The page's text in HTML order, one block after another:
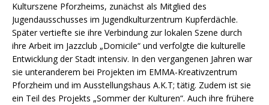
Kulturszene Pforzheims, zunächst als Mitglied des
Jugendausschusses im Jugendkulturzentrum Kupferdächle.
Später vertiefte sie ihre Verbindung zur lokalen Szene durch
ihre Arbeit im Jazzclub „Domicile“ und verfolgte die kulturelle
Entwicklung der Stadt intensiv. In den vergangenen Jahren war
sie unteranderem bei Projekten im EMMA-Kreativzentrum
Pforzheim und im Ausstellungshaus A.K.T; tätig. Zudem ist sie
ein Teil des Projekts „Sommer der Kulturen“. Auch ihre frühere